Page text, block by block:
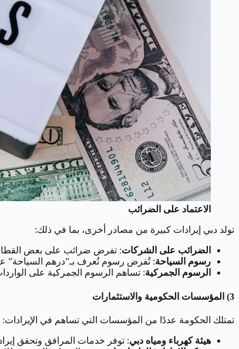
الاعتماد على الضرائب
تولد دبي إيرادات كبيرة من مصادر أخرى، بما في ذلك:
الضرائب على الشركات: تفرض ضرائب على بعض القطاعات، مثل البنوك
رسوم السياحة: تُفرض رسوم تُعرف بـ”درهم السياحة”
الرسوم الجمركية: تساهم الرسوم الجمركية على
3) المؤسسات الحكومية والاستثمارات
تمتلك الحكومة عددًا من المؤسسات التي تساهم في الإيرادات:
هيئة كهرباء ومياه دبي: توفر خدمات المرافق وتحقق